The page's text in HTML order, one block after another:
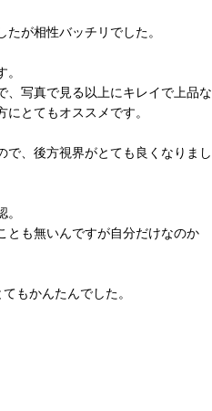
が相性バッチリでした。
、写真で見る以上にキレイで上品な
とてもオススメです。
で、後方視界がとても良くなりまし
とも無いんですが自分だけなのか
もかんたんでした。